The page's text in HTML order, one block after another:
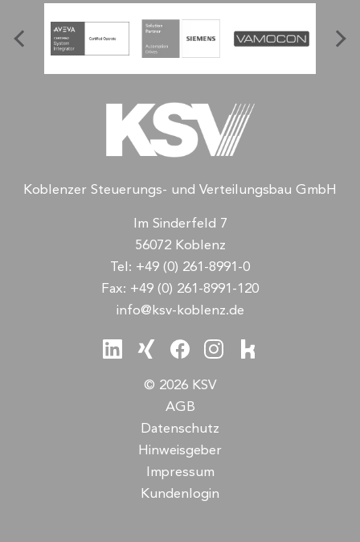
Koblenzer Steuerungs- und Verteilungsbau GmbH
Im Sinderfeld 7
56072 Koblenz
Tel: +49 (0) 261-8991-0
Fax: +49 (0) 261-8991-120
info@ksv-koblenz.de
© 2026 KSV
AGB
Datenschutz
Hinweisgeber
Impressum
Kundenlogin